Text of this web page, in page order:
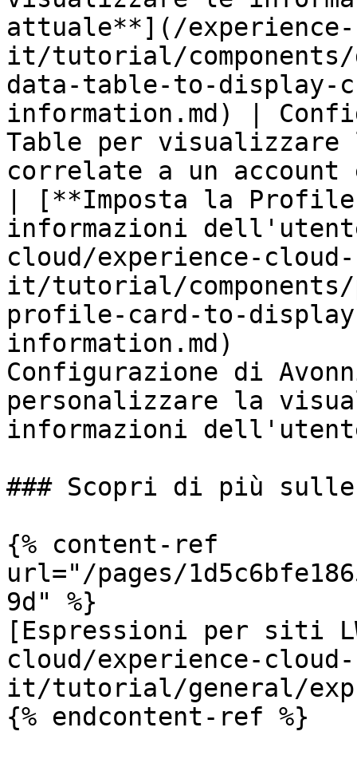
attuale**](/experience-
it/tutorial/
data-table-to-display-
information.md) |
Table per
correlate a un
| [**Imposta la
informazioni
cloud/experience-cloud-
it/tutorial/
profile-card-to-
information.md)
Configurazione di
personalizzare la
informazioni
### Scopri di più
{% content-ref
url="/pages/
9d" %}
[Espressioni per siti
cloud/experience-cloud-
it/tutorial/general/
{% endcontent-ref %}